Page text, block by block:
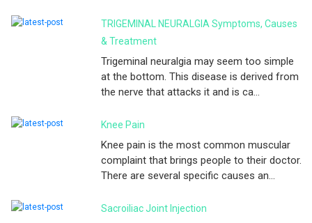
TRIGEMINAL NEURALGIA Symptoms, Causes
& Treatment
Trigeminal neuralgia may seem too simple
at the bottom. This disease is derived from
the nerve that attacks it and is ca...
Knee Pain
Knee pain is the most common muscular
complaint that brings people to their doctor.
There are several specific causes an...
Sacroiliac Joint Injection